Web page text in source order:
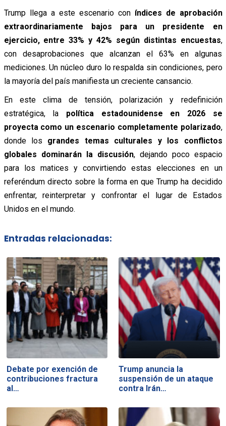
Trump llega a este escenario con índices de aprobación
extraordinariamente bajos para un presidente en
ejercicio, entre 33% y 42% según distintas encuestas,
con desaprobaciones que alcanzan el 63% en algunas
mediciones. Un núcleo duro lo respalda sin condiciones, pero
la mayoría del país manifiesta un creciente cansancio.
En este clima de tensión, polarización y redefinición
estratégica, la política estadounidense en 2026 se
proyecta como un escenario completamente polarizado,
donde los grandes temas culturales y los conflictos
globales dominarán la discusión, dejando poco espacio
para los matices y convirtiendo estas elecciones en un
referéndum directo sobre la forma en que Trump ha decidido
enfrentar, reinterpretar y confrontar el lugar de Estados
Unidos en el mundo.
Entradas relacionadas:
Debate por exención de
contribuciones fractura
al…
Trump anuncia la
suspensión de un ataque
contra Irán…